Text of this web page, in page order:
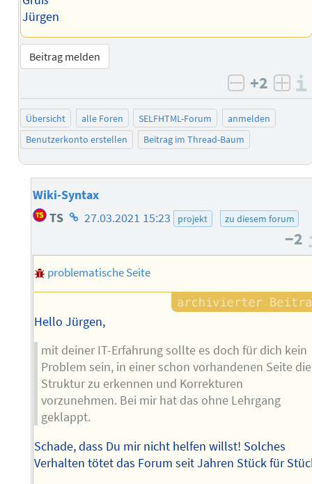
Jürgen
Beitrag melden
negativ
+2
Übersicht alle Foren SELFHTML-Forum
anmelden
Benutzerkonto erstellen
Beitrag im Thread-Baum
Wiki-Syntax
TS Homepage
Autors
27.03.2021 15:23 projekt zu diesem forum
−2
problematische Seite
Hello Jürgen,
mit deiner IT-Erfahrung sollte es doch für dich kein
Problem sein, in einer schon vorhandenen Seite die
Struktur zu erkennen und Korrekturen
vorzunehmen. Bei mir hat das ohne Lehrgang
geklappt.
Schade, dass Du mir nicht helfen willst! Solches
Verhalten tötet das Forum seit Jahren Stück für